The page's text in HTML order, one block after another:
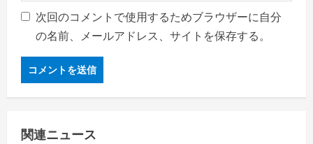
次回のコメントで使用するためブラウザーに自分
の名前、メールアドレス、サイトを保存する。
関連ニュース